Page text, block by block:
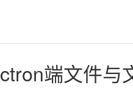
端文件与